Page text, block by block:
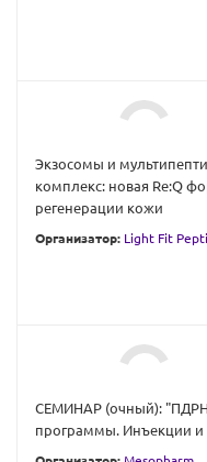
Экзосомы и
комплекс: новая Re:Q
регенерации кожи
Организатор: Light Fit
СЕМИНАР (очный):
программы. Инъекции и